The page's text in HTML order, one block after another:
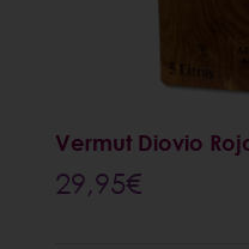
Vermut Diovio
29,95€